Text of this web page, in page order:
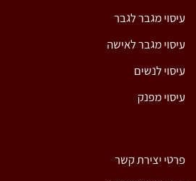
עיסוי מגבר לגבר
עיסוי מגבר לאישה
עיסוי לנשים
עיסוי מפנק
פרטי יצירת קשר